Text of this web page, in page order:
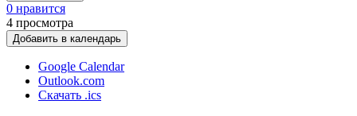
0 нравится
4 просмотра
Добавить в календарь
Google Calendar
Outlook.com
Скачать .ics